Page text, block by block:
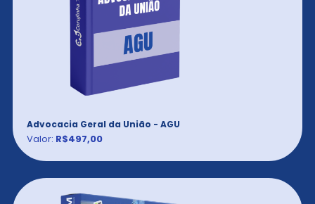
Advocacia Geral da União - AGU
Valor: R$497,00